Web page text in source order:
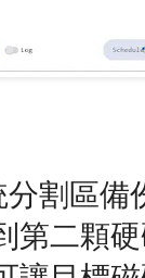
割區
第二顆